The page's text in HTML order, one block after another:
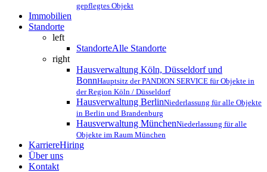
gepflegtes Objekt
Immobilien
Standorte
left
StandorteAlle Standorte
right
Hausverwaltung Köln, Düsseldorf und
BonnHauptsitz der PANDION SERVICE für Objekte in
der Region Köln / Düsseldorf
Hausverwaltung BerlinNiederlassung für alle Objekte
in Berlin und Brandenburg
Hausverwaltung MünchenNiederlassung für alle
Objekte im Raum München
KarriereHiring
Über uns
Kontakt